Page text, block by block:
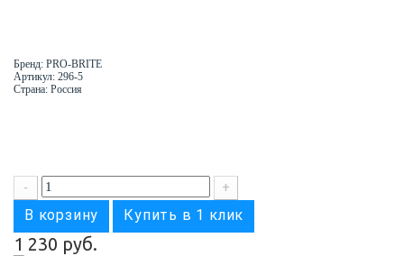
Бренд: PRO-BRITE
Артикул: 296-5
Страна: Россия
- +
В корзину Купить в 1 клик
1 230 руб.